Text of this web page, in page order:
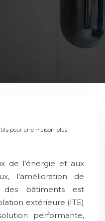
pour une maison plus
de l’énergie et aux
l’amélioration de
des bâtiments est
extérieure (ITE)
performante,